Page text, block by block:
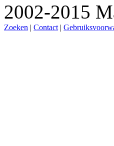
2002-2015
Zoeken | Contact |